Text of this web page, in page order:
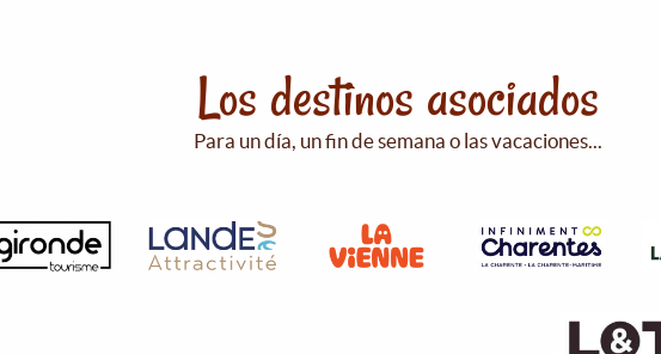
Los destinos asociados
Para un día, un fin de semana o las vacaciones...